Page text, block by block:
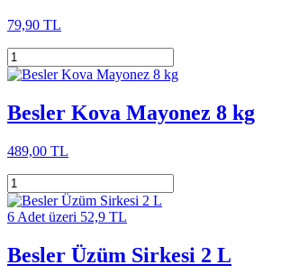
79,90 TL
Besler Kova Mayonez 8 kg
489,00 TL
6 Adet üzeri 52,9 TL
Besler Üzüm Sirkesi 2 L